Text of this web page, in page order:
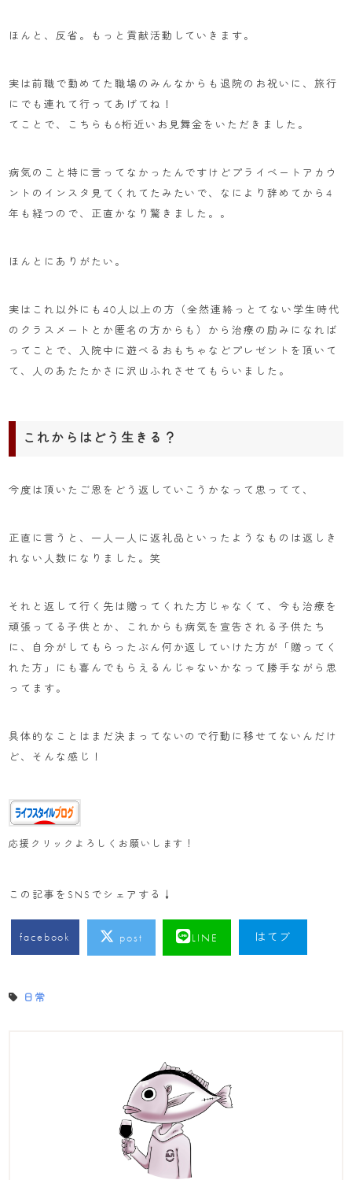
ほんと、反省。もっと貢献活動していきます。
実は前職で勤めてた職場のみんなからも退院のお祝いに、旅行
にでも連れて行ってあげてね！
てことで、こちらも6桁近いお見舞金をいただきました。
病気のこと特に言ってなかったんですけどプライベートアカウ
ントのインスタ見てくれてたみたいで、なにより辞めてから4
年も経つので、正直かなり驚きました。。
ほんとにありがたい。
実はこれ以外にも40人以上の方（全然連絡っとてない学生時代
のクラスメートとか匿名の方からも）から治療の励みになれば
ってことで、入院中に遊べるおもちゃなどプレゼントを頂いて
て、人のあたたかさに沢山ふれさせてもらいました。
これからはどう生きる？
今度は頂いたご恩をどう返していこうかなって思ってて、
正直に言うと、一人一人に返礼品といったようなものは返しき
れない人数になりました。笑
それと返して行く先は贈ってくれた方じゃなくて、今も治療を
頑張ってる子供とか、これからも病気を宣告される子供たち
に、自分がしてもらったぶん何か返していけた方が「贈ってく
れた方」にも喜んでもらえるんじゃないかなって勝手ながら思
ってます。
具体的なことはまだ決まってないので行動に移せてないんだけ
ど、そんな感じ！
応援クリックよろしくお願いします！
この記事をSNSでシェアする↓
facebook post LINE はてブ
日常